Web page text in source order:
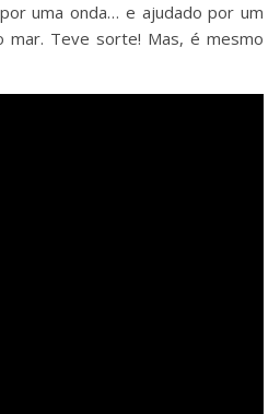
uma onda… e ajudado por um
Teve sorte! Mas, é mesmo